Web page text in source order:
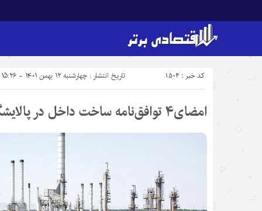
تاریخ انتشار : چهارشنبه ۱۲ بهمن ۱۴۰۱ - ۱۵:۲۶ کد خبر : 1504
امضای۴ توافق‌نامه ساخت داخل در پالایشگاه گازسرخون وقشم